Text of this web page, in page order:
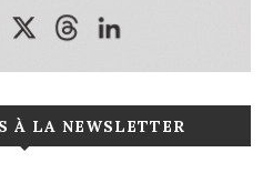
À LA NEWSLETTER